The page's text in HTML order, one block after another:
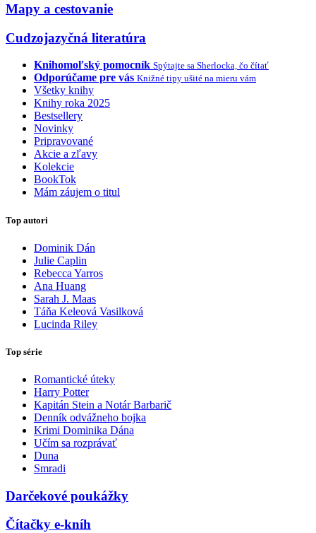
Mapy a cestovanie
Cudzojazyčná literatúra
Knihomoľský pomocník Spýtajte sa Sherlocka, čo čítať
Odporúčame pre vás Knižné tipy ušité na mieru vám
Všetky knihy
Knihy roka 2025
Bestsellery
Novinky
Pripravované
Akcie a zľavy
Kolekcie
BookTok
Mám záujem o titul
Top autori
Dominik Dán
Julie Caplin
Rebecca Yarros
Ana Huang
Sarah J. Maas
Táňa Keleová Vasilková
Lucinda Riley
Top série
Romantické úteky
Harry Potter
Kapitán Stein a Notár Barbarič
Denník odvážneho bojka
Krimi Dominika Dána
Učím sa rozprávať
Duna
Smradi
Darčekové poukážky
Čítačky e-kníh